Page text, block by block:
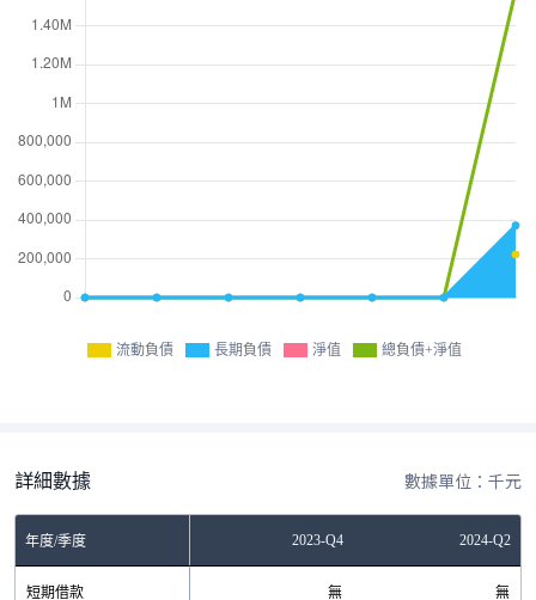
流動負債 長期負債 淨值 總負債+淨值
詳細數據 數據單位：千元
年度/季度 2023-Q4 2024-Q2
短期借款 無 無